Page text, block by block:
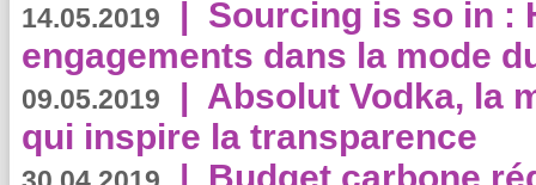
14.05.2019 | Sourcing is so in :
engagements dans la mode
09.05.2019 | Absolut Vodka, la
qui inspire la transparence